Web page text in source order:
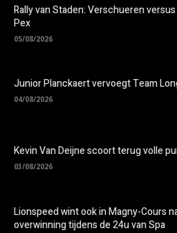
Rally van Staden: Verschueren
Pex
05/08/2026
Junior Planckaert vervoegt Team
04/08/2026
Kevin Van Deijne scoort terug volle
03/08/2026
Lionspeed wint ook in Magny-Cours
overwinning tijdens de 24u van Spa